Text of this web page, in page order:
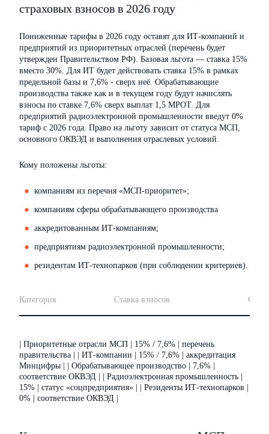
страховых взносов в 2026 году
Пониженные тарифы в 2026 году оставят для ИТ-компаний и
предприятий из приоритетных отраслей (перечень будет
утвержден Правительством РФ). Базовая льгота — ставка 15%
вместо 30%. Для ИТ будет действовать ставка 15% в рамках
предельной базы и 7,6% - сверх неё. Обрабатывающие
производства также как и в текущем году будут начислять
взносы по ставке 7,6% сверх выплат 1,5 МРОТ. Для
предприятий радиоэлектронной промышленности введут 0%
тариф с 2026 года. Право на льготу зависит от статуса МСП,
основного ОКВЭД и выполнения отраслевых условий.
Кому положены льготы:
компаниям из перечня «МСП-приоритет»;
компаниям сферы обрабатывающего производства
аккредитованным ИТ-компаниям;
предприятиям радиоэлектронной промышленности;
резидентам ИТ-технопарков (при соблюдении критериев).
Категория Ставка взносов
| Приоритетные отрасли МСП | 15% / 7,6% | перечень
правительства | | ИТ-компании | 15% / 7,6% | аккредитация
Минцифры | | Обрабатывающее производство | 7,6% |
соответствие ОКВЭД | | Радиоэлектронная промышленность |
15% | статус «соцпредприятия» | | Резиденты ИТ-технопарков |
0% | соответствие ОКВЭД |